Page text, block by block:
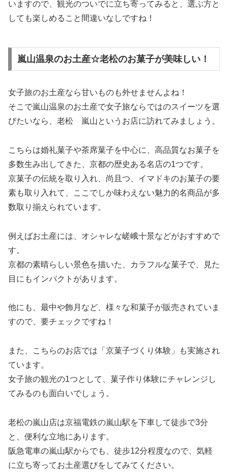
いますので、観光のついでに立ち寄ってみると、選ぶ方と
しても楽しめること間違いなしですね！
嵐山温泉のお土産☆老松のお菓子が美味しい！
女子旅のお土産なら甘いものも外せませんよね！
そこで嵐山温泉のお土産で女子旅ならではのスイーツを選
びたいなら、老松 嵐山というお店に訪れてみましょう。
こちらは婚礼菓子や茶席菓子を中心に、高品質なお菓子を
多数生み出してきた、京都の歴史ある名店の1つです。
京菓子の伝統を取り入れ、尚且つ、イマドキのお菓子の要
素も取り入れて、ここでしか味わえない魅力的名商品が多
数取り揃えられています。
例えばお土産には、オシャレな嵯峨十景などがおすすめで
す。
京都の素晴らしい景色を描いた、カラフルな菓子で、見た
目にもインパクトがあります。
他にも、最中や飾月など、様々な和菓子が販売されていま
すので、要チェックですね！
また、こちらのお店では「京菓子づくり体験」も実施され
ています。
女子旅の観光の1つとして、菓子作り体験にチャレンジし
てみるのも面白いでしょう。
老松の嵐山店は京福電鉄の嵐山駅を下車して徒歩で3分
と、便利な立地にあります。
阪急電車の嵐山駅からでも、徒歩12分程度なので、気軽
に立ち寄ってお土産選びをしてみてください。